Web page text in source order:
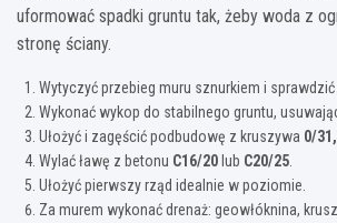
uformować spadki gruntu tak, żeby woda z
stronę ściany.
Wytyczyć przebieg muru sznurkiem i
Wykonać wykop do stabilnego gruntu,
Ułożyć i zagęścić podbudowę z kruszywa 0/
Wylać ławę z betonu C16/20 lub C20/25
Ułożyć pierwszy rząd idealnie w poziomie.
Za murem wykonać drenaż: geowłóknina,